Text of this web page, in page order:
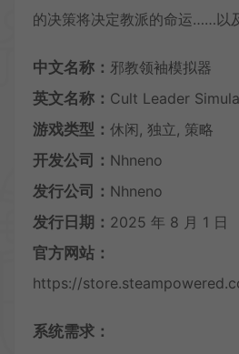
的决策将决定教派的命运……以
中文名称： 邪教领袖模拟器
英文名称： Cult Leader
游戏类型： 休闲, 独立, 策略
开发公司： Nhneno
发行公司： Nhneno
发行日期： 2025 年 8 月 1 日
官方网站：
https://
系统需求：